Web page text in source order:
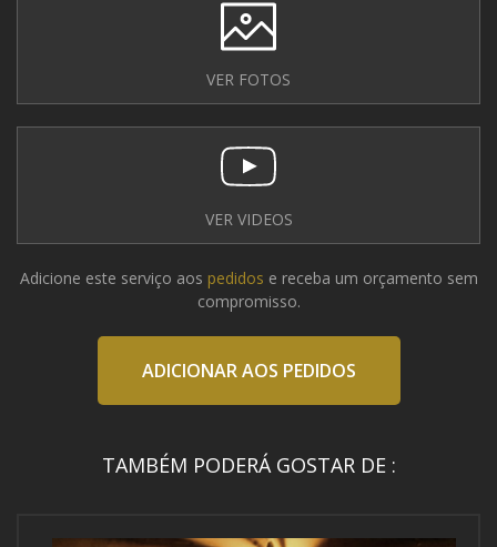
VER FOTOS
VER VIDEOS
Adicione este serviço aos pedidos e receba um orçamento sem
compromisso.
ADICIONAR AOS PEDIDOS
TAMBÉM PODERÁ GOSTAR DE :